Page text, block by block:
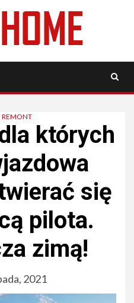
REMONT
których
się
pilota.
zimą!
2021